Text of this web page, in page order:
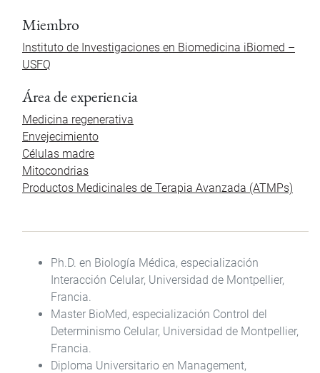
Miembro
Instituto de Investigaciones en Biomedicina iBiomed –
USFQ
Área de experiencia
Medicina regenerativa
Envejecimiento
Células madre
Mitocondrias
Productos Medicinales de Terapia Avanzada (ATMPs)
Ph.D. en Biología Médica, especialización
Interacción Celular, Universidad de Montpellier,
Francia.
Master BioMed, especialización Control del
Determinismo Celular, Universidad de Montpellier,
Francia.
Diploma Universitario en Management,